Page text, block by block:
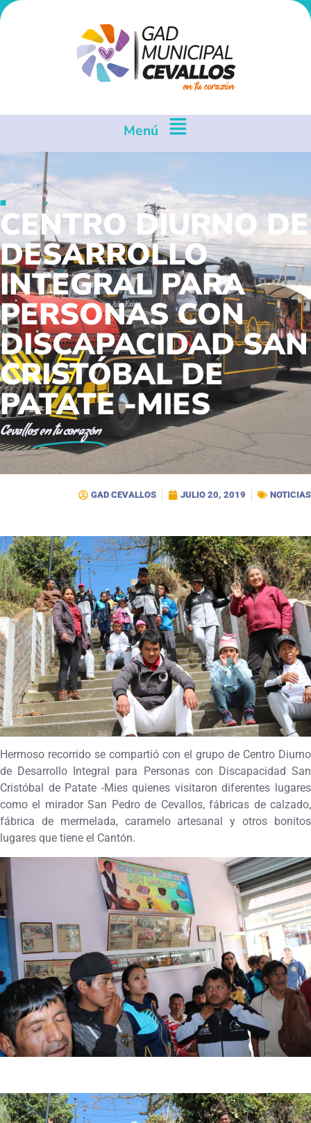
Menú
Noticias
CENTRO DIURNO DE
DESARROLLO
INTEGRAL PARA
PERSONAS CON
DISCAPACIDAD SAN
CRISTÓBAL DE
PATATE -MIES
Cevallosen tu corazón
GAD CEVALLOS JULIO 20, 2019 NOTICIAS
Hermoso recorrido se compartió con el grupo de Centro Diurno
de Desarrollo Integral para Personas con Discapacidad San
Cristóbal de Patate -Mies quienes visitaron diferentes lugares
como el mirador San Pedro de Cevallos, fábricas de calzado,
fábrica de mermelada, caramelo artesanal y otros bonitos
lugares que tiene el Cantón.